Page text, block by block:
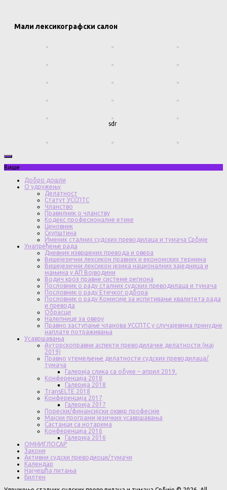
Мали лексикографски салон
sdr
Више
Добро дошли
О удружењу
Делатност
Статут УССПТС
Чланство
Правилник о чланству
Кодекс професионалне етике
Ценовник
Скупштина
Именик сталних судских преводилаца и тумача Србије
Унапређење рада
Дневник извршених превода и овера
Вишејезични лексикон правних и економских термина
Вишејезични лексикон језика националних заједница и
мањина у АП Војводини
Водич кроз правне системе региона
Пословник о раду сталних судских преводилаца и тумача
Пословник о раду Етичког одбора
Пословник о раду Комисије за испитивање квалитета рада
и превода
Обрасци
Налепнице за оверу
Правно заступање чланова УССПТС у случајевима принудне
наплате потраживања
Усавршавања
Ауторскоправни аспекти преводилачке делатности (мај
2019)
Правно утемељење делатности судских преводилаца/
тумача
Галерија слика са обуке – април 2019.
Конференција 2018
Галерија 2018
TransELTE 2018
Конференција 2017
Галерија 2017
Порески/финансијски оквир професије
Мајски програми језичких усавршавања
Састанци са нотарима
Конференција 2016
Галерија 2016
ОМНИГЛОСАР
Закони
Активни судски преводиоци/тумачи
Календар
Најчешћа питања
Билтен